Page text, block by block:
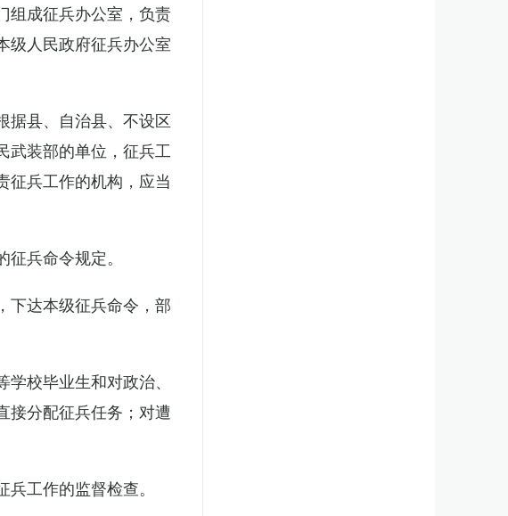
组成征兵办公室，负责
级人民政府征兵办公室
据县、自治县、不设区
武装部的单位，征兵工
征兵工作的机构，应当
兵命令规定。
下达本级征兵命令，部
校毕业生和对政治、
接分配征兵任务；对遭
工作的监督检查。